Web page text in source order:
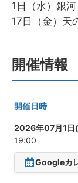
1日（水）銀
17日（金）天
開催情報
開催日時
2026年07月1日
19:00
Googleカ